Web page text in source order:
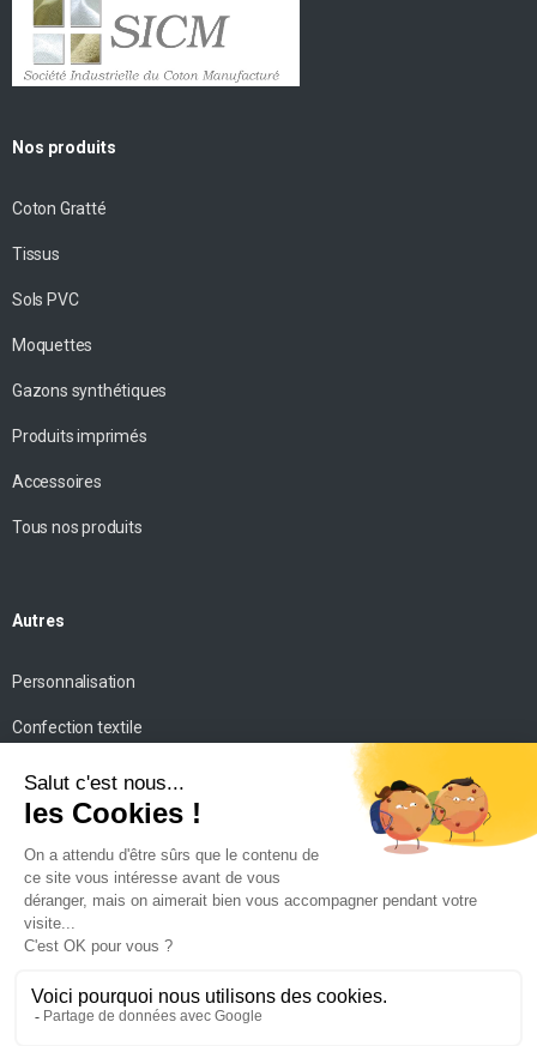
Nos produits
Coton Gratté
Tissus
Sols PVC
Moquettes
Gazons synthétiques
Produits imprimés
Accessoires
Tous nos produits
Autres
Personnalisation
Confection textile
Impression personnalisée
Mise en scène
Conseils
Contact